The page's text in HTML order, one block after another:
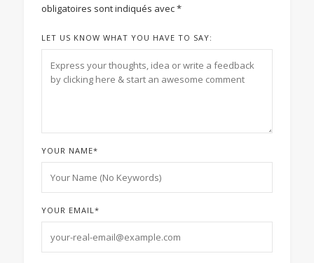
obligatoires sont indiqués avec*
LET US KNOW WHAT YOU HAVE TO SAY:
YOUR NAME*
YOUR EMAIL*